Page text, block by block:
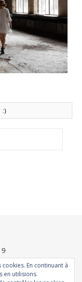
:)
En continuant à
en utilisions.